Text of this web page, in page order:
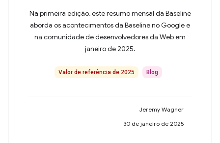
Na primeira edição, este resumo mensal da Baseline
aborda os acontecimentos da Baseline no Google e
na comunidade de desenvolvedores da Web em
janeiro de 2025.
Valor de referência de 2025 Blog
Jeremy Wagner
30 de janeiro de 2025